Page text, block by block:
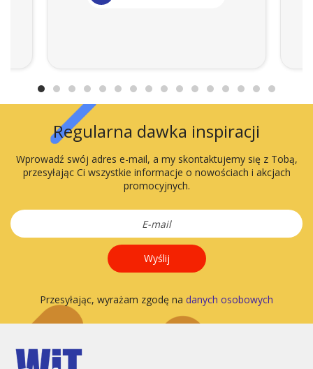
Regularna dawka inspiracji
Wprowadź swój adres e-mail, a my skontaktujemy się z Tobą,
przesyłając Ci wszystkie informacje o nowościach i akcjach
promocyjnych.
Wyślij
Przesyłając, wyrażam zgodę na danych osobowych